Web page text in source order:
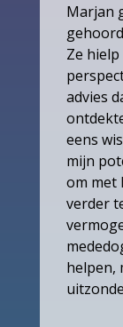
Marjan
Ze
advies
eens
mijn
om met
verder
helpen,